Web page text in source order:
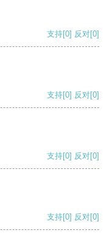
支持[0] 反对[0]
支持[0] 反对[0]
支持[0] 反对[0]
支持[0] 反对[0]